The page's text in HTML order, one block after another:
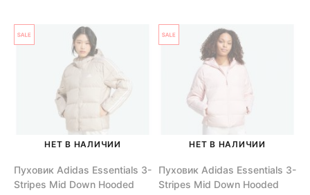
НЕТ В НАЛИЧИИ
Пуховик Adidas Essentials 3-
Stripes Mid Down Hooded
НЕТ В НАЛИЧИИ
Пуховик Adidas Essentials 3-
Stripes Mid Down Hooded